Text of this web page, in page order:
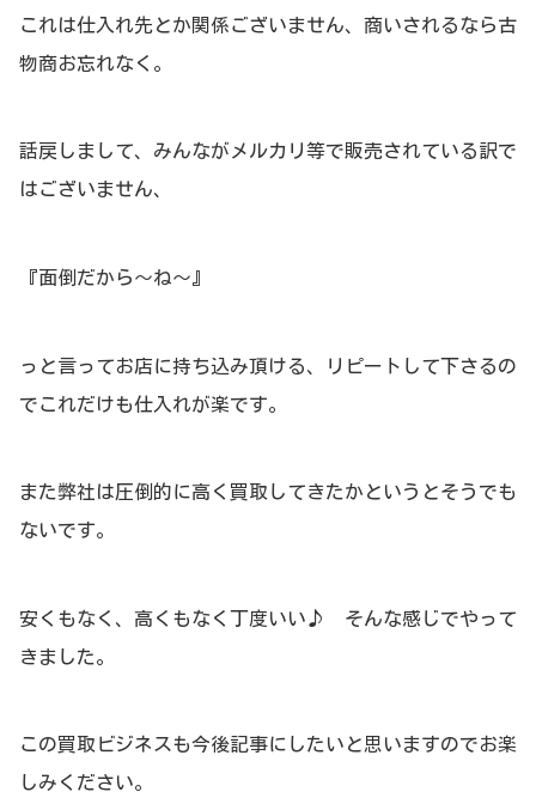
これは仕入れ先とか関係ございません、商いされるなら古
物商お忘れなく。
話戻しまして、みんながメルカリ等で販売されている訳で
はございません、
『面倒だから～ね～』
っと言ってお店に持ち込み頂ける、リピートして下さるの
でこれだけも仕入れが楽です。
また弊社は圧倒的に高く買取してきたかというとそうでも
ないです。
安くもなく、高くもなく丁度いい♪ そんな感じでやって
きました。
この買取ビジネスも今後記事にしたいと思いますのでお楽
しみください。